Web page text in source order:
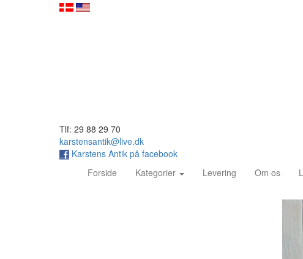
Tlf: 29 88 29 70
karstensantik@live.dk
Karstens Antik på facebook
Forside (current)Kategorier Levering Om os